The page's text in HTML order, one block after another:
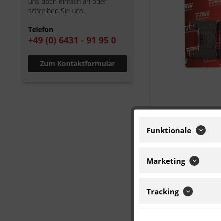
schreiben Sie uns.
Telefon
+49 (0) 6431 - 91 95 0
Zum Kontaktformular
Funktionale
Marketing
Tracking